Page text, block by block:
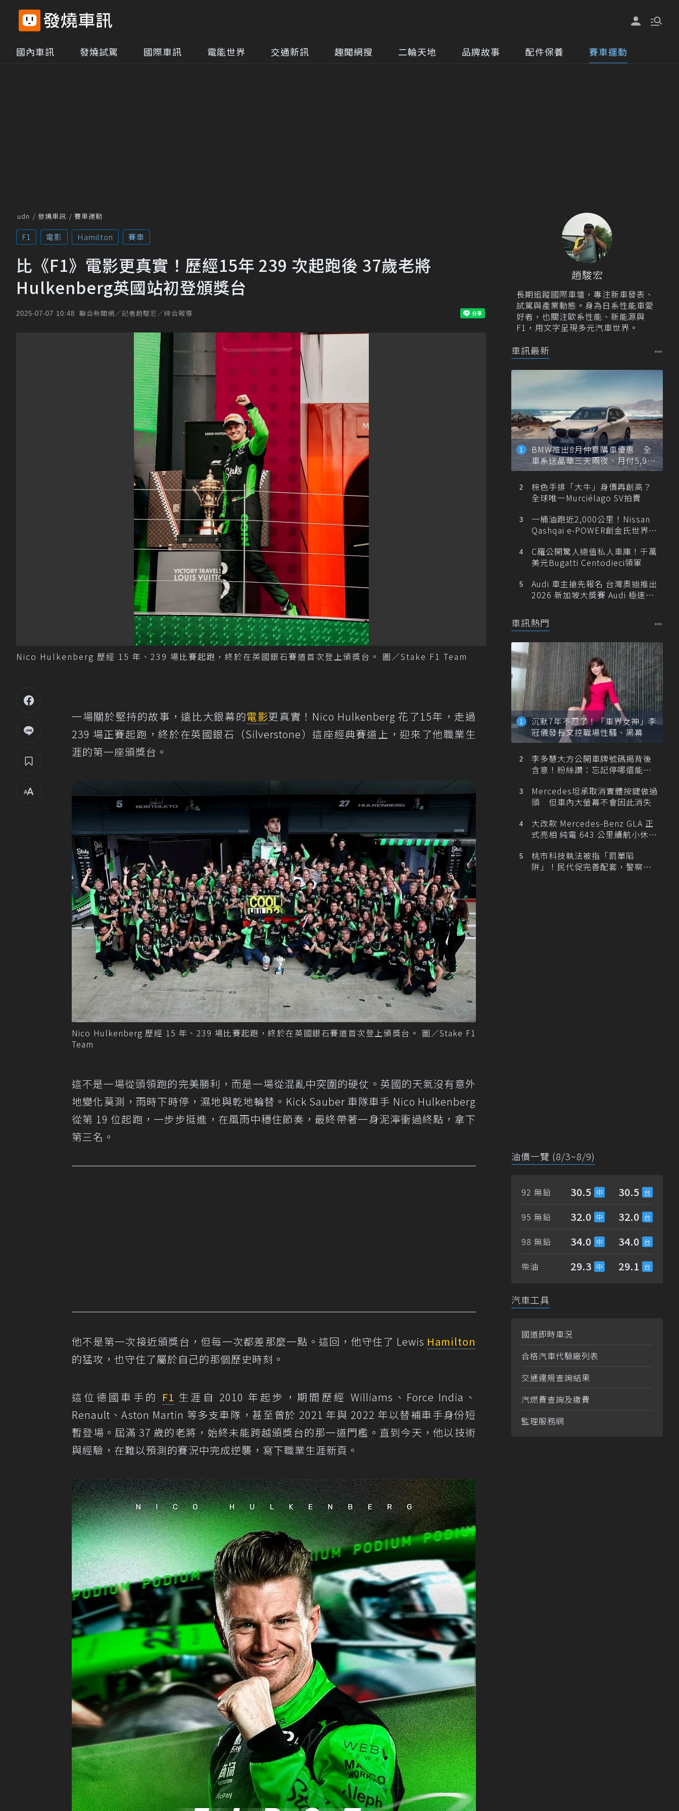
國內車訊 發燒試駕 國際車訊 電能世界 交通新訊 趣聞網搜 二輪天地 品牌故事 配件保養 賽車運動
udn 發燒車訊 賽車運動
F1 電影 Hamilton 賽車
比《F1》電影更真實！歷經15年 239 次起跑後 37歲老將
Hulkenberg英國站初登頒獎台
2025-07-07 10:48 聯合新聞網／記者趙駿宏／綜合報導
Nico Hulkenberg 歷經 15 年、239 場比賽起跑，終於在英國銀石賽道首次登上頒獎台。 圖／Stake F1 Team
一場關於堅持的故事，遠比大銀幕的電影更真實！Nico Hulkenberg 花了15年，走過
239 場正賽起跑，終於在英國銀石（Silverstone）這座經典賽道上，迎來了他職業生
涯的第一座頒獎台。
Nico Hulkenberg 歷經 15 年、239 場比賽起跑，終於在英國銀石賽道首次登上頒獎台。 圖／Stake F1
Team
這不是一場從頭領跑的完美勝利，而是一場從混亂中突圍的硬仗。英國的天氣沒有意外
地變化莫測，雨時下時停，濕地與乾地輪替。Kick Sauber 車隊車手 Nico Hulkenberg
從第 19 位起跑，一步步挺進，在風雨中穩住節奏，最終帶著一身泥濘衝過終點，拿下
第三名。
他不是第一次接近頒獎台，但每一次都差那麼一點。這回，他守住了 Lewis Hamilton
的猛攻，也守住了屬於自己的那個歷史時刻。
這位德國車手的 F1 生涯自 2010 年起步，期間歷經 Williams、Force India、
Renault、Aston Martin 等多支車隊，甚至曾於 2021 年與 2022 年以替補車手身份短
暫登場。屆滿 37 歲的老將，始終未能跨越頒獎台的那一道門檻。直到今天，他以技術
與經驗，在難以預測的賽況中完成逆襲，寫下職業生涯新頁。
趙駿宏
長期追蹤國際車壇，專注新車發表、
試駕與產業動態。身為日系性能車愛
好者，也關注歐系性能、新能源與
F1，用文字呈現多元汽車世界。
車訊最新
BMW推出8月仲夏購車優惠 全
車系送晶華三天兩夜、月付5,900
元起
棕色手排「大牛」身價再創高？
全球唯一Murciélago SV拍賣
一桶油跑近2,000公里！Nissan
Qashqai e-POWER創金氏世界紀
C羅公開驚人總值私人車庫！千萬
美元Bugatti Centodieci領軍
Audi 車主搶先報名 台灣奧迪推出
2026 新加坡大獎賽 Audi 極速之
車訊熱門
沉默7年不忍了！「車界女神」李
冠儀發長文控職場性騷、黑幕
李多慧大方公開車牌號碼揭背後
含意！粉絲讚：忘記停哪還能幫
Mercedes坦承取消實體按鍵做過
頭 但車內大螢幕不會因此消失
大改款 Mercedes-Benz GLA 正
式亮相 純電 643 公里續航小休
桃市科技執法被指「罰單陷
阱」！民代促完善配套，警察局
油價一覽 (8/3~8/9)
92 無鉛 30.5 30.5
95 無鉛 32.0 32.0
98 無鉛 34.0 34.0
柴油 29.3 29.1
汽車工具
國道即時車況
合格汽車代驗廠列表
交通違規查詢結果
汽燃費查詢及繳費
監理服務網